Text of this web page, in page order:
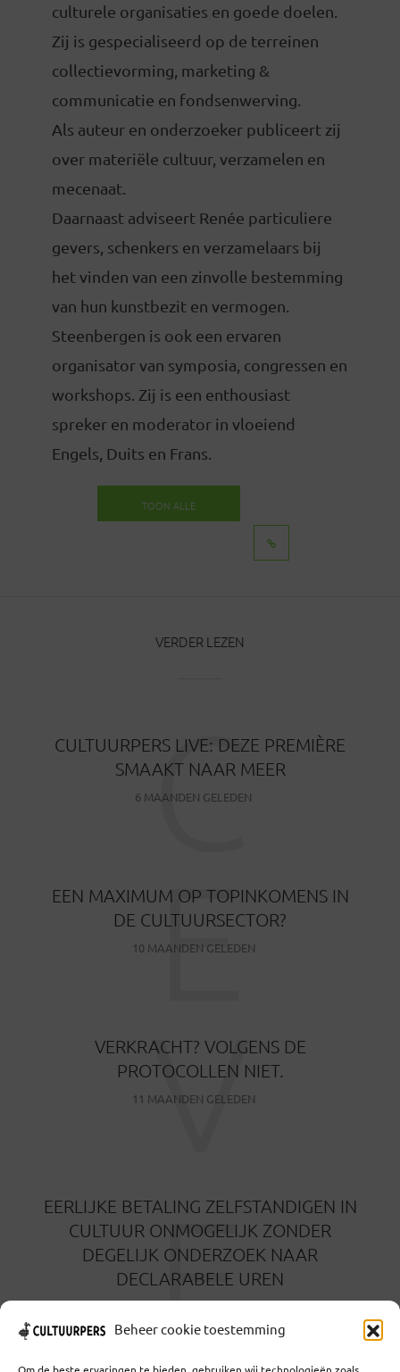
Beheer cookie toestemming
culturele organisaties en goede doelen.
Zij is gespecialiseerd op de terreinen
collectievorming, marketing &
communicatie en fondsenwerving.
Als auteur en onderzoeker publiceert zij
over materiële cultuur, verzamelen en
mecenaat.
Daarnaast adviseert Renée particuliere
gevers, schenkers en verzamelaars bij
het vinden van een zinvolle bestemming
van hun kunstbezit en vermogen.
Steenbergen is ook een ervaren
organisator van symposia, congressen en
workshops. Zij is een enthousiast
spreker en moderator in vloeiend
Engels, Duits en Frans.
TOON ALLE
VERDER LEZEN
CULTUURPERS LIVE: DEZE PREMIÈRE
SMAAKT NAAR MEER
6 MAANDEN GELEDEN
C
EEN MAXIMUM OP TOPINKOMENS IN
DE CULTUURSECTOR?
10 MAANDEN GELEDEN
E
VERKRACHT? VOLGENS DE
PROTOCOLLEN NIET.
11 MAANDEN GELEDEN
V
EERLIJKE BETALING ZELFSTANDIGEN IN
CULTUUR ONMOGELIJK ZONDER
DEGELIJK ONDERZOEK NAAR
DECLARABELE UREN
E